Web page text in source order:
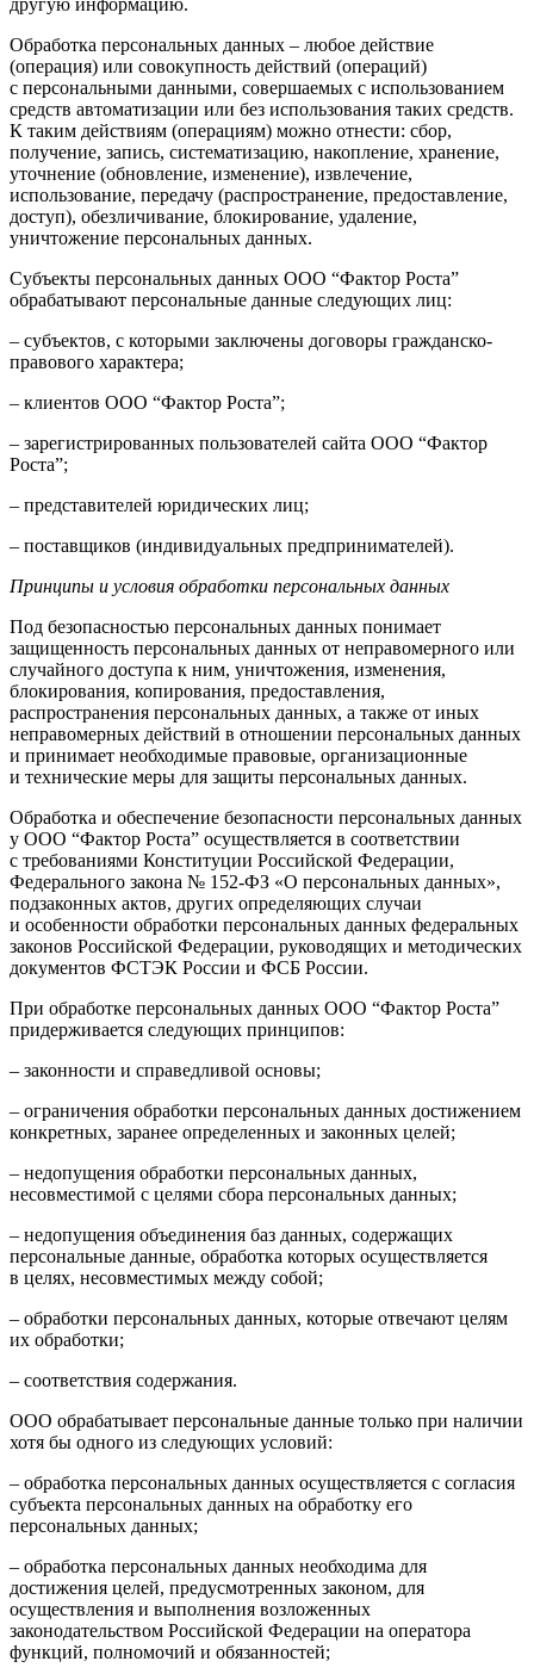
Обработка персональных данных – любое действие
(операция) или совокупность действий (операций)
с персональными данными, совершаемых с использованием
средств автоматизации или без использования таких средств.
К таким действиям (операциям) можно отнести: сбор,
получение, запись, систематизацию, накопление, хранение,
уточнение (обновление, изменение), извлечение,
использование, передачу (распространение, предоставление,
доступ), обезличивание, блокирование, удаление,
уничтожение персональных данных.
Субъекты персональных данных ООО “Фактор Роста”
обрабатывают персональные данные следующих лиц:
– субъектов, с которыми заключены договоры гражданско-
правового характера;
– клиентов ООО “Фактор Роста”;
– зарегистрированных пользователей сайта ООО “Фактор
Роста”;
– представителей юридических лиц;
– поставщиков (индивидуальных предпринимателей).
Принципы и условия обработки персональных данных
Под безопасностью персональных данных понимает
защищенность персональных данных от неправомерного или
случайного доступа к ним, уничтожения, изменения,
блокирования, копирования, предоставления,
распространения персональных данных, а также от иных
неправомерных действий в отношении персональных данных
и принимает необходимые правовые, организационные
и технические меры для защиты персональных данных.
Обработка и обеспечение безопасности персональных данных
у ООО “Фактор Роста” осуществляется в соответствии
с требованиями Конституции Российской Федерации,
Федерального закона № 152-ФЗ «О персональных данных»,
подзаконных актов, других определяющих случаи
и особенности обработки персональных данных федеральных
законов Российской Федерации, руководящих и методических
документов ФСТЭК России и ФСБ России.
При обработке персональных данных ООО “Фактор Роста”
придерживается следующих принципов:
– законности и справедливой основы;
– ограничения обработки персональных данных достижением
конкретных, заранее определенных и законных целей;
– недопущения обработки персональных данных,
несовместимой с целями сбора персональных данных;
– недопущения объединения баз данных, содержащих
персональные данные, обработка которых осуществляется
в целях, несовместимых между собой;
– обработки персональных данных, которые отвечают целям
их обработки;
– соответствия содержания.
ООО обрабатывает персональные данные только при наличии
хотя бы одного из следующих условий:
– обработка персональных данных осуществляется с согласия
субъекта персональных данных на обработку его
персональных данных;
– обработка персональных данных необходима для
достижения целей, предусмотренных законом, для
осуществления и выполнения возложенных
законодательством Российской Федерации на оператора
функций, полномочий и обязанностей;